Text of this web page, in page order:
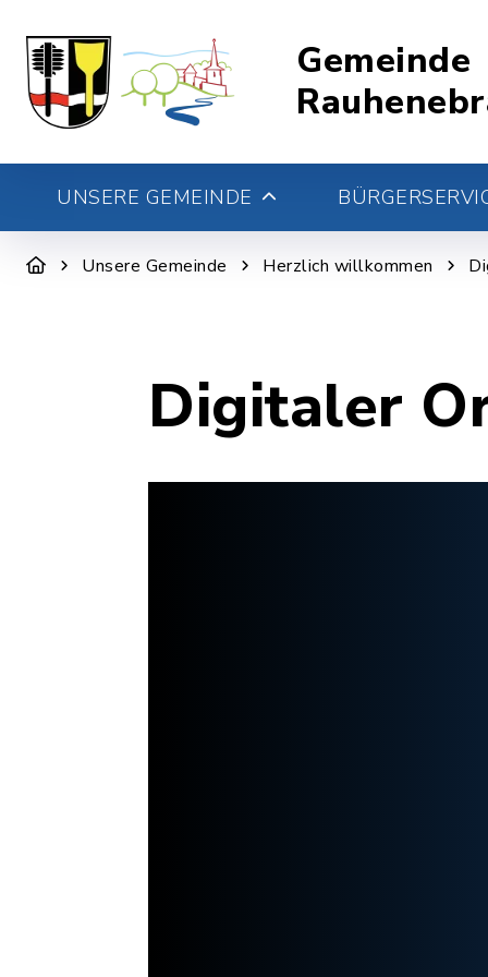
Gemeinde
UNSERE GEMEINDE
Unsere Gemeinde Herzlich willkommen
Digitaler